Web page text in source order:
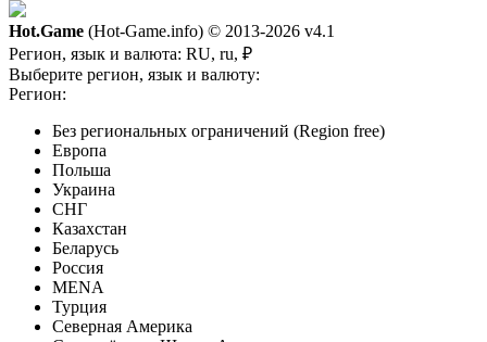
Hot.Game (Hot-Game.info) © 2013-2026 v4.1
Регион, язык и валюта: RU, ru, ₽
Выберите регион, язык и валюту:
Регион:
Без региональных ограничений (Region free)
Европа
Польша
Украина
СНГ
Казахстан
Беларусь
Россия
MENA
Турция
Северная Америка